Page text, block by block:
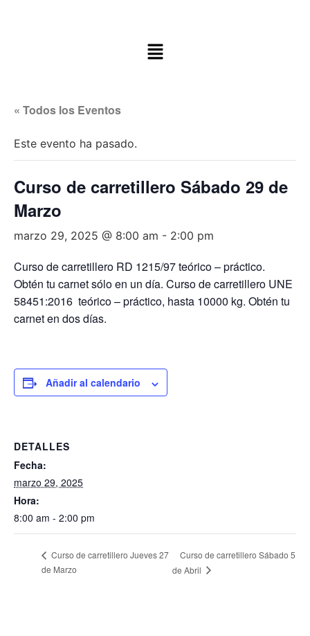
« Todos los Eventos
Este evento ha pasado.
Curso de carretillero Sábado 29 de
Marzo
marzo 29, 2025 @ 8:00 am - 2:00 pm
Curso de carretillero RD 1215/97 teórico – práctico.
Obtén tu carnet sólo en un día. Curso de carretillero UNE
58451:2016 teórico – práctico, hasta 10000 kg. Obtén tu
carnet en dos días.
Añadir al calendario
DETALLES
Fecha:
marzo 29, 2025
Hora:
8:00 am - 2:00 pm
Curso de carretillero Jueves 27
de Marzo
Curso de carretillero Sábado 5
de Abril